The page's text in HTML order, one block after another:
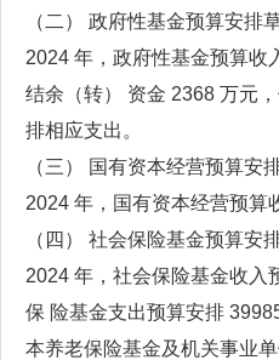
（二） 政府性基金预算安排
2024 年，政府性基金预算收
结余（转） 资金 2368 万元
排相应支出。
（三） 国有资本经营预算安
2024 年，国有资本经营预算
（四） 社会保险基金预算安
2024 年，社会保险基金收入
保 险基金支出预算安排
本养老保险基金及机关事业